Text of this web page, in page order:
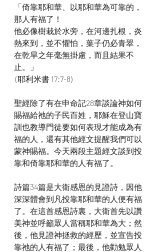
「倚靠耶和華、以耶和華為可靠的，
那人有福了！
他必像樹栽於水旁，在河邊扎根，炎
熱來到，並不懼怕，葉子仍必青翠，
在乾旱之年毫無掛慮，而且結果不
止。」
(耶利米書 17:7-8)
聖經除了有在申命記28章談論神如何
賜福給祂的子民百姓，耶穌在登山寶
訓也教導門徒要如何表現才能成為有
福的人，還有其他經文提醒我們可以
蒙神賜福。今天兩段主題經文談到投
靠和倚靠耶和華的人有福了。
詩篇34篇是大衛感恩的見證詩，因他
深深體會到凡投靠耶和華的人便有福
了。在這首感恩詩裏，大衛首先以讚
美神並呼籲眾人當稱耶和華為大；然
後，他見證神拯救的經歷，並宣告投
靠祂的人有福了；最後，他勸勉眾人